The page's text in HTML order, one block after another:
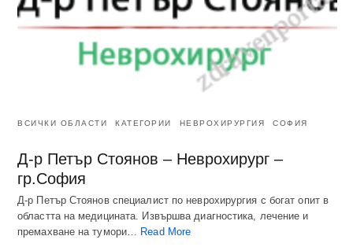
ВСИЧКИ ОБЛАСТИ КАТЕГОРИИ НЕВРОХИРУРГИЯ СОФИЯ
Д-р Петър Стоянов – Неврохирург –
гр.София
Д-р Петър Стоянов специалист по неврохирургия с богат опит в
областта на медицината. Извършва диагностика, лечение и
премахване на тумори…
Read More